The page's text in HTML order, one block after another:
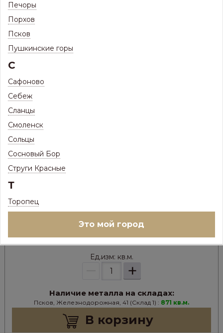
В НАЛИЧИИ
Ед.изм: кв.м.
+
Наличие металла на складах:
Псков, Железнодорожная, 41 (Склад 1) : 871 кв.м.
В корзину
Печоры
Порхов
Псков
Пушкинские горы
С
Сафоново
Себеж
Сланцы
Смоленск
Сольцы
Сосновый Бор
Струги Красные
Т
Торопец
Это мой город